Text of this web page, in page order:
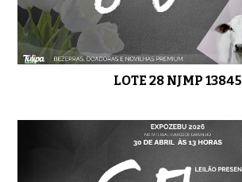
LOTE 28 NJMP 13845